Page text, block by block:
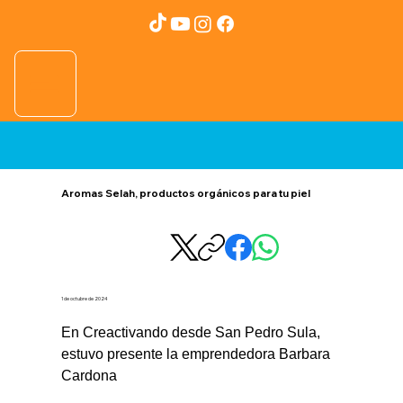
Aromas Selah, productos orgánicos para tu piel
1 de octubre de 2024
En Creactivando desde San Pedro Sula,
estuvo presente la emprendedora Barbara
Cardona